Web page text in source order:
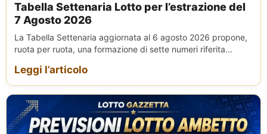
Tabella Settenaria Lotto per l’estrazione del
7 Agosto 2026
La Tabella Settenaria aggiornata al 6 agosto 2026 propone,
ruota per ruota, una formazione di sette numeri riferita...
Leggi l’articolo